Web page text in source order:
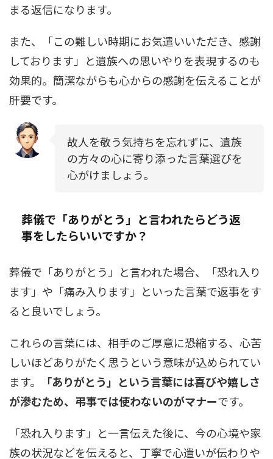
まる返信になります。
また、「この難しい時期にお気遣いいただき、感謝
しております」と遺族への思いやりを表現するのも
効果的。簡潔ながらも心からの感謝を伝えることが
肝要です。
故人を敬う気持ちを忘れずに、遺族
の方々の心に寄り添った言葉選びを
心がけましょう。
葬儀で「ありがとう」と言われたらどう返
事をしたらいいですか？
葬儀で「ありがとう」と言われた場合、「恐れ入り
ます」や「痛み入ります」といった言葉で返事をす
ると良いでしょう。
これらの言葉には、相手のご厚意に恐縮する、心苦
しいほどありがたく思うという意味が込められてい
ます。
「ありがとう」という言葉には喜びや嬉しさ
が滲むため、弔事では使わないのがマナーです。
「恐れ入ります」と一言伝えた後に、今の心境や家
族の状況などを伝えると、丁寧で心遣いが伝わりや